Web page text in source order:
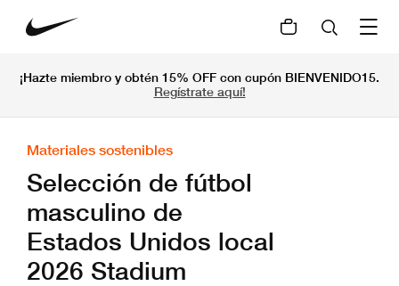
¡Hazte miembro y obtén 15% OFF con cupón BIENVENIDO15.
Regístrate aquí!
Materiales sostenibles
Selección de fútbol
masculino de
Estados Unidos local
2026 Stadium